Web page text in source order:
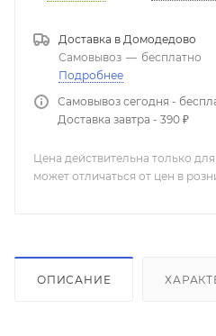
Доставка в Домодедово
Самовывоз — бесплатно
Подробнее
Самовывоз сегодня -
Доставка завтра - 390 ₽
Цена действительна только
может отличаться от цен в
ОПИСАНИЕ